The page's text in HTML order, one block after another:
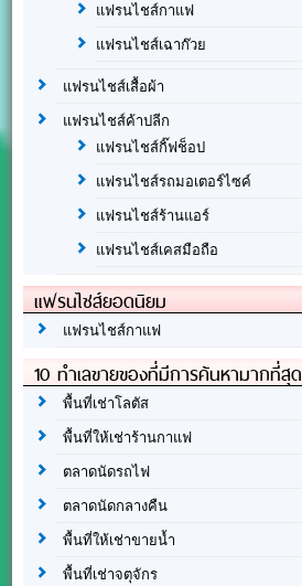
แฟรนไชส์กาแฟ
แฟรนไชส์เฉาก๊วย
แฟรนไชส์เสื้อผ้า
แฟรนไชส์ค้าปลีก
แฟรนไชส์กิ๊ฟช็อป
แฟรนไชส์รถมอเตอร์ไซค์
แฟรนไชส์ร้านแอร์
แฟรนไชส์เคสมือถือ
แฟรนไชส์ยอดนิยม
แฟรนไชส์กาแฟ
10 ทำเลขายของที่มีการค้นหามากที่สุด
พื้นที่เช่าโลตัส
พื้นที่ให้เช่าร้านกาแฟ
ตลาดนัดรถไฟ
ตลาดนัดกลางคืน
พื้นที่ให้เช่าขายน้ำ
พื้นที่เช่าจตุจักร